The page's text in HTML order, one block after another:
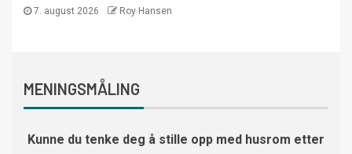
7. august 2026 Roy Hansen
MENINGSMÅLING
Kunne du tenke deg å stille opp med husrom etter